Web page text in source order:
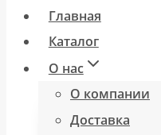
Главная
Каталог
О нас
О компании
Доставка